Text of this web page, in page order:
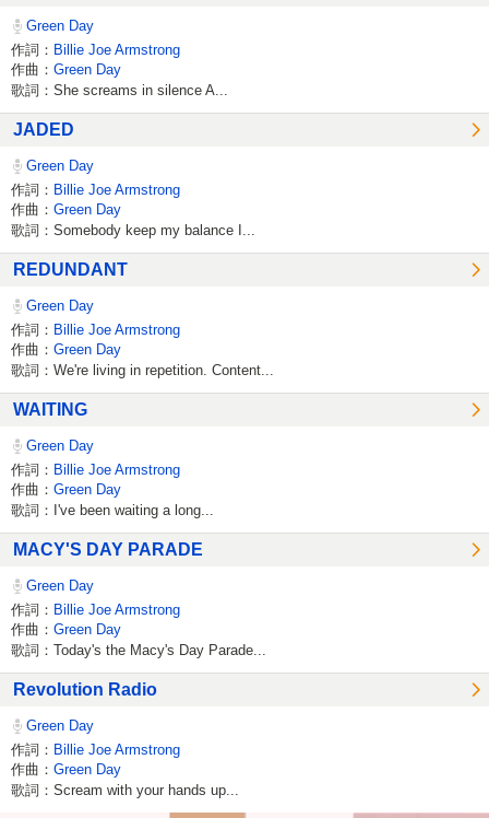
Green Day
作詞： Billie Joe Armstrong
作曲： Green Day
歌詞：She screams in silence A...
JADED
Green Day
作詞： Billie Joe Armstrong
作曲： Green Day
歌詞：Somebody keep my balance I...
REDUNDANT
Green Day
作詞： Billie Joe Armstrong
作曲： Green Day
歌詞：We're living in repetition. Content...
WAITING
Green Day
作詞： Billie Joe Armstrong
作曲： Green Day
歌詞：I've been waiting a long...
MACY'S DAY PARADE
Green Day
作詞： Billie Joe Armstrong
作曲： Green Day
歌詞：Today's the Macy's Day Parade...
Revolution Radio
Green Day
作詞： Billie Joe Armstrong
作曲： Green Day
歌詞：Scream with your hands up...